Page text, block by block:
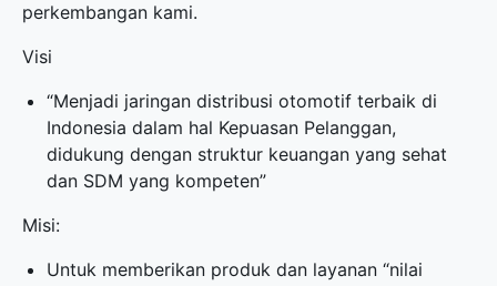
perkembangan kami.
Visi
“Menjadi jaringan distribusi otomotif terbaik di
Indonesia dalam hal Kepuasan Pelanggan,
didukung dengan struktur keuangan yang sehat
dan SDM yang kompeten”
Misi:
Untuk memberikan produk dan layanan “nilai